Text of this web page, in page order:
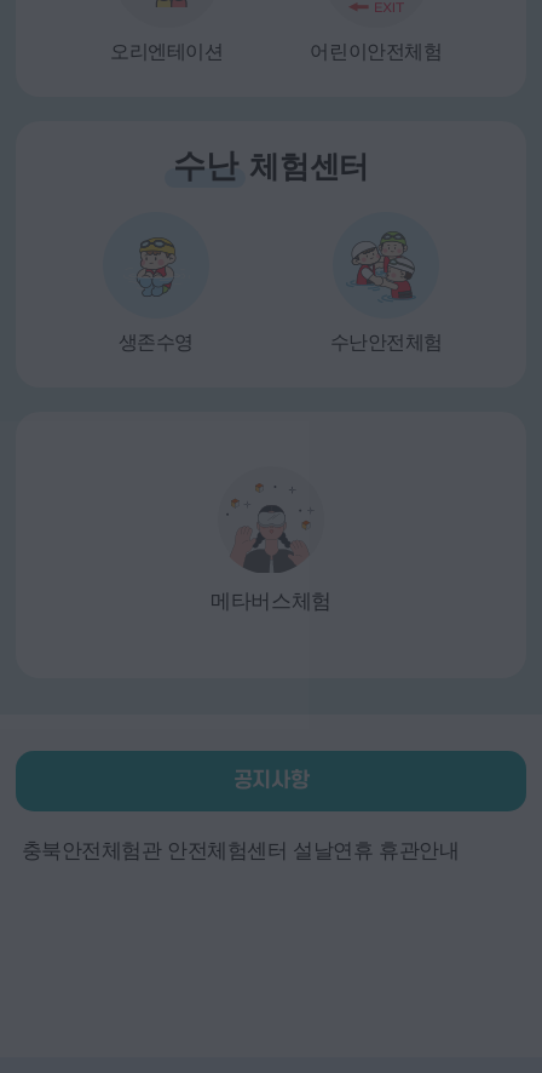
오리엔테이션 어린이안전체험
수난 체험센터
생존수영 수난안전체험
메타버스체험
공지사항
충북안전체험관 안전체험센터 설날연휴 휴관안내